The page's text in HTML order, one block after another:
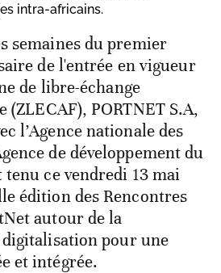
intra-africains.
semaines du premier
de l'entrée en vigueur
de libre-échange
(ZLECAF), PORTNET S.A,
l’Agence nationale des
de développement du
ce vendredi 13 mai
édition des Rencontres
autour de la
pour une
et intégrée.